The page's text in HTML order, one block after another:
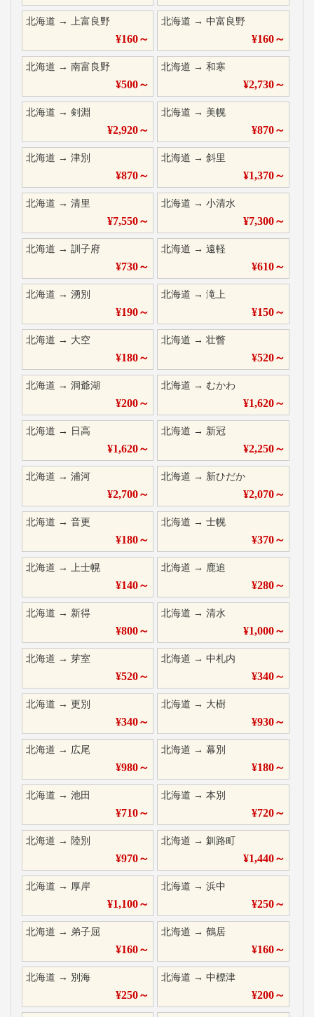
北海道 → 上富良野
¥160～
北海道 →中富良野
¥160～
北海道 → 南富良野
¥500～
北海道 →和寒
¥2,730～
北海道 → 剣淵
¥2,920～
北海道 → 美幌
¥870～
北海道 → 津別
¥870～
北海道 →斜里
¥1,370～
北海道 → 清里
¥7,550～
北海道 →小清水
¥7,300～
北海道 → 訓子府
¥730～
北海道 →遠軽
¥610～
北海道 → 湧別
¥190～
北海道 →滝上
¥150～
北海道 → 大空
¥180～
北海道 →壮瞥
¥520～
北海道 → 洞爺湖
¥200～
北海道 →むかわ
¥1,620～
北海道 → 日高
¥1,620～
北海道 → 新冠
¥2,250～
北海道 → 浦河
¥2,700～
北海道 → 新ひだか
¥2,070～
北海道 → 音更
¥180～
北海道 →士幌
¥370～
北海道 → 上士幌
¥140～
北海道 → 鹿追
¥280～
北海道 → 新得
¥800～
北海道 →清水
¥1,000～
北海道 → 芽室
¥520～
北海道 →中札内
¥340～
北海道 → 更別
¥340～
北海道 → 大樹
¥930～
北海道 → 広尾
¥980～
北海道 →幕別
¥180～
北海道 → 池田
¥710～
北海道 →本別
¥720～
北海道 → 陸別
¥970～
北海道 →釧路町
¥1,440～
北海道 → 厚岸
¥1,100～
北海道 →浜中
¥250～
北海道 → 弟子屈
¥160～
北海道 →鶴居
¥160～
北海道 → 別海
¥250～
北海道 →中標津
¥200～